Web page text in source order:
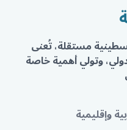
مستقلة، تُعنى
وتولي أهمية خاصة
وإقليمية